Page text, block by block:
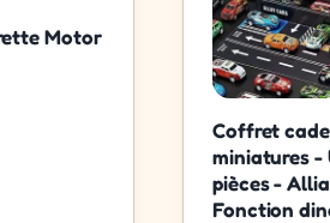
Motor
Coffret
miniatures -
pièces -
Fonction